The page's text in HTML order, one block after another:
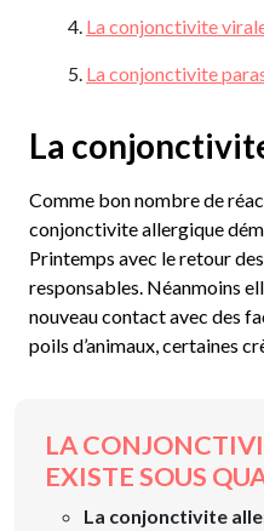
La conjonctivite
La conjonctivite
La
Comme bon nombre de
conjonctivite allergique
Printemps avec le retour
responsables. Néanmoins
nouveau contact avec des
poils d’animaux, certaines
LA
EXISTE SOUS
La conjonctivite